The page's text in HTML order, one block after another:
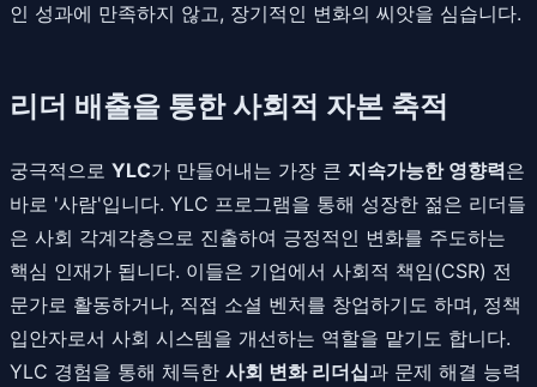
인 성과에 만족하지 않고, 장기적인 변화의 씨앗을 심습니다.
리더 배출을 통한 사회적 자본 축적
궁극적으로 YLC가 만들어내는 가장 큰 지속가능한 영향력은
바로 '사람'입니다. YLC 프로그램을 통해 성장한 젊은 리더들
은 사회 각계각층으로 진출하여 긍정적인 변화를 주도하는
핵심 인재가 됩니다. 이들은 기업에서 사회적 책임(CSR) 전
문가로 활동하거나, 직접 소셜 벤처를 창업하기도 하며, 정책
입안자로서 사회 시스템을 개선하는 역할을 맡기도 합니다.
YLC 경험을 통해 체득한 사회 변화 리더십과 문제 해결 능력